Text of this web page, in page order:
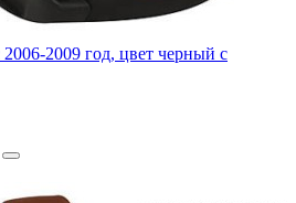
2009 год, цвет черный с